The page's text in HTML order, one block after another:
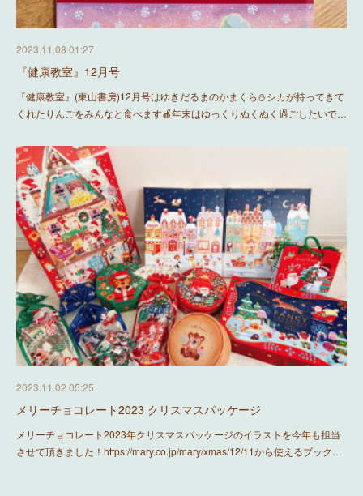
2023.11.08 01:27
『健康教室』12月号
『健康教室』(東山書房)12月号はゆきだるまのかまくら⛄️シカが持ってきて
くれたりんごをみんなと食べます🍎年末はゆっくりぬくぬく過ごしたいで…
2023.11.02 05:25
メリーチョコレート2023 クリスマスパッケージ
メリーチョコレート2023年クリスマスパッケージのイラストを今年も担当
させて頂きました！https://mary.co.jp/mary/xmas/12/11から使えるブック…